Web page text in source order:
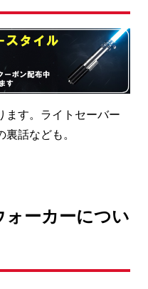
ます。ライトセーバー
話なども。
ーカーについ